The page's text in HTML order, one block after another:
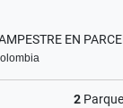
EN
2